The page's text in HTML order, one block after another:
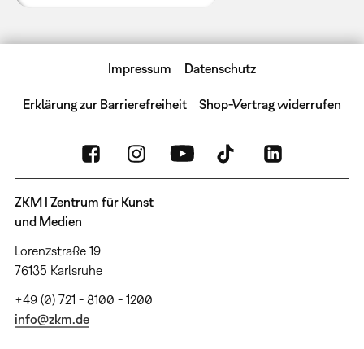
Impressum Datenschutz
Erklärung zur Barrierefreiheit Shop-Vertrag widerrufen
ZKM | Zentrum für Kunst
und Medien
Lorenzstraße 19
76135 Karlsruhe
+49 (0) 721 - 8100 - 1200
info@zkm.de